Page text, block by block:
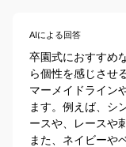
AIによる回答
卒園式におすすめ
ら個性を感じさせ
マーメイドライン
ます。例えば、シ
ースや、レースや
また、ネイビーや